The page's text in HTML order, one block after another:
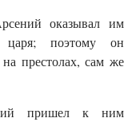
оказывал им
царя; поэтому он
престолах, сам же
пришел к ним